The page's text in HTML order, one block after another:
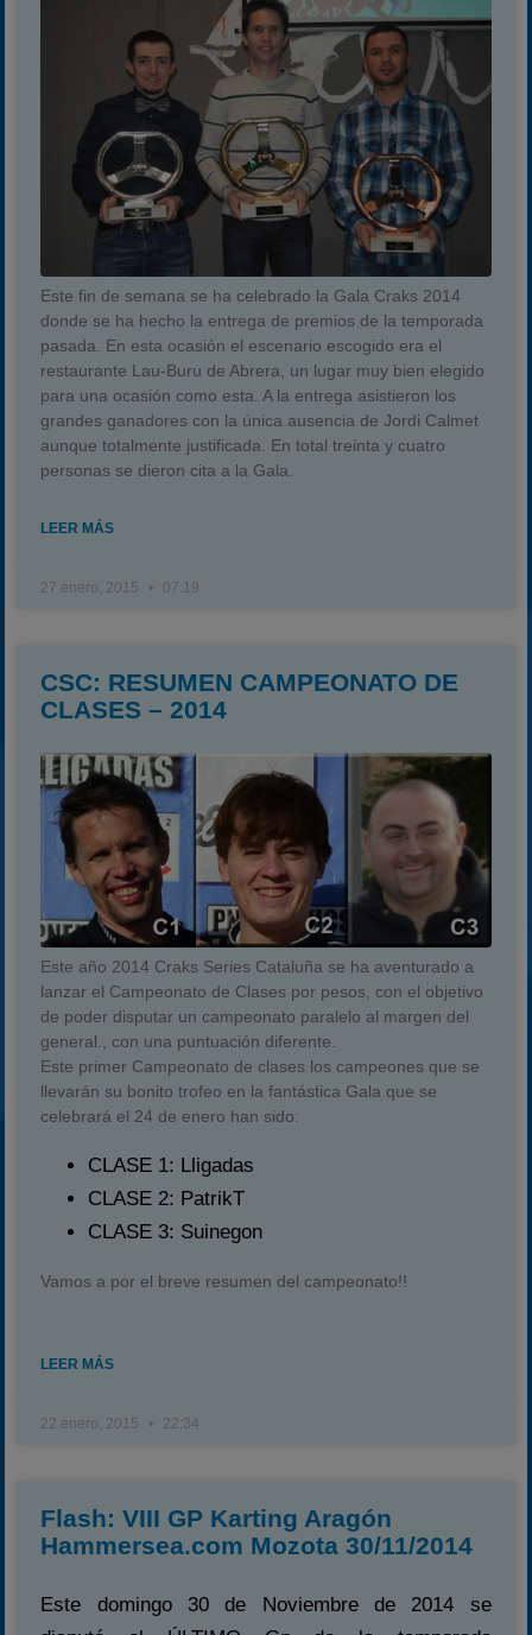
Este fin de semana se ha celebrado la Gala Craks 2014
donde se ha hecho la entrega de premios de la temporada
pasada. En esta ocasión el escenario escogido era el
restaurante Lau-Buru de Abrera, un lugar muy bien elegido
para una ocasión como esta. A la entrega asistieron los
grandes ganadores con la única ausencia de Jordi Calmet
aunque totalmente justificada. En total treinta y cuatro
personas se dieron cita a la Gala.
LEER MÁS
27 enero, 2015 07:19
CSC: RESUMEN CAMPEONATO DE
CLASES – 2014
Este año 2014 Craks Series Cataluña se ha aventurado a
lanzar el Campeonato de Clases por pesos, con el objetivo
de poder disputar un campeonato paralelo al margen del
general., con una puntuación diferente.
Este primer Campeonato de clases los campeones que se
llevarán su bonito trofeo en la fantástica Gala que se
celebrará el 24 de enero han sido:
CLASE 1: Lligadas
CLASE 2: PatrikT
CLASE 3: Suinegon
Vamos a por el breve resumen del campeonato!!
LEER MÁS
22 enero, 2015 22:34
Flash: VIII GP Karting Aragón
Hammersea.com Mozota 30/11/2014
Este domingo 30 de Noviembre de 2014 se